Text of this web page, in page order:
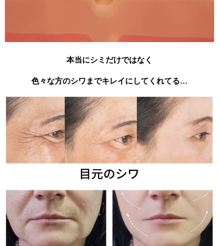
本当にシミだけではなく
色々な方のシワまでキレイにしてくれてる…